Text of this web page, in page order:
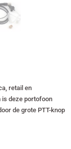
retail en
deze portofoon
de grote PTT-knop